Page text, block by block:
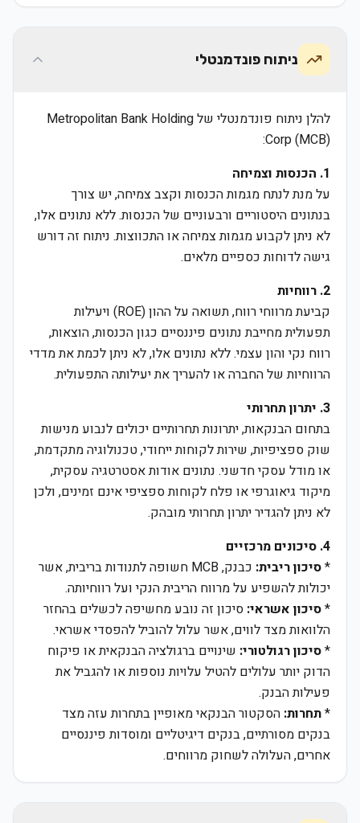
ניתוח פונדמנטלי
להלן ניתוח פונדמנטלי של Metropolitan Bank Holding
Corp (MCB):
1. הכנסות וצמיחה
על מנת לנתח מגמות הכנסות וקצב צמיחה, יש צורך
בנתונים היסטוריים ורבעוניים של הכנסות. ללא נתונים אלו,
לא ניתן לקבוע מגמות צמיחה או התכווצות. ניתוח זה דורש
גישה לדוחות כספיים מלאים.
2. רווחיות
קביעת מרווחי רווח, תשואה על ההון (ROE) ויעילות
תפעולית מחייבת נתונים פיננסיים כגון הכנסות, הוצאות,
רווח נקי והון עצמי. ללא נתונים אלו, לא ניתן לכמת את מדדי
הרווחיות של החברה או להעריך את יעילותה התפעולית.
3. יתרון תחרותי
בתחום הבנקאות, יתרונות תחרותיים יכולים לנבוע מנישות
שוק ספציפיות, שירות לקוחות ייחודי, טכנולוגיה מתקדמת,
או מודל עסקי חדשני. נתונים אודות אסטרטגיה עסקית,
מיקוד גיאוגרפי או פלח לקוחות ספציפי אינם זמינים, ולכן
לא ניתן להגדיר יתרון תחרותי מובהק.
4. סיכונים מרכזיים
*סיכון ריבית:
כבנק, MCB חשופה לתנודות בריבית, אשר
יכולות להשפיע על מרווח הריבית הנקי ועל רווחיותה.
*סיכון אשראי: סיכון זה נובע מחשיפה לכשלים בהחזר
הלוואות מצד לווים, אשר עלול להוביל להפסדי אשראי.
*סיכון רגולטורי: שינויים ברגולציה הבנקאית או פיקוח
הדוק יותר עלולים להטיל עלויות נוספות או להגביל את
פעילות הבנק.
*תחרות: הסקטור הבנקאי מאופיין בתחרות עזה מצד
בנקים מסורתיים, בנקים דיגיטליים ומוסדות פיננסיים
אחרים, העלולה לשחוק מרווחים.